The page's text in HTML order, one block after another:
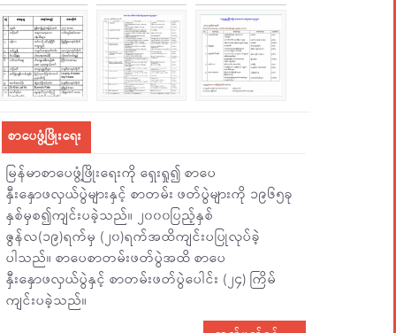
စာပေဖွံ့ဖြိုးရေး
မြန်မာစာပေဖွံ့ဖြိုးရေးကို ရှေးရှု၍ စာပေ
နှီးနှောဖလှယ်ပွဲများနှင့် စာတမ်း ဖတ်ပွဲများကို ၁၉၆၅ခု
နှစ်မှစ၍ကျင်းပခဲ့သည်။ ၂၀၀၀ပြည့်နှစ်
ဇွန်လ(၁၉)ရက်မှ (၂၀)ရက်အထိကျင်းပပြုလုပ်ခဲ့
ပါသည်။ စာပေစာတမ်းဖတ်ပွဲအထိ စာပေ
နှီးနှောဖလှယ်ပွဲနှင့် စာတမ်းဖတ်ပွဲပေါင်း (၂၄) ကြိမ်
ကျင်းပခဲ့သည်။